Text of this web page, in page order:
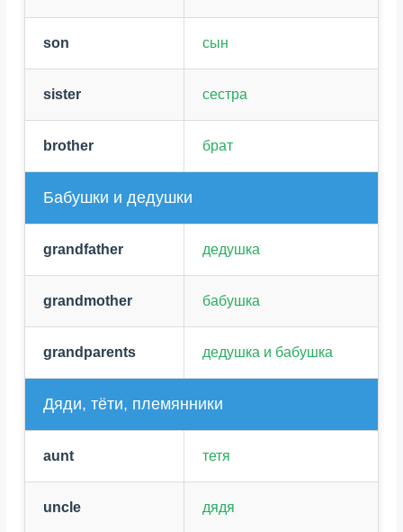
son сын
sister сестра
brother брат
Бабушки и дедушки
grandfather дедушка
grandmother бабушка
grandparents дедушка и бабушка
Дяди, тёти, племянники
aunt тетя
uncle дядя